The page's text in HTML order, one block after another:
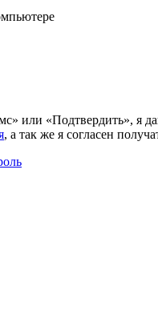
или «Подтвердить», я
, а так же я согласен